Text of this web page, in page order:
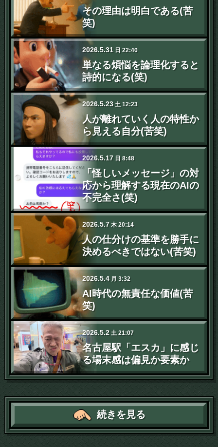
その理由は明白である(苦
笑)
2026.5.31 日22:40
単なる煩悩を論理化すると
詩的になる(笑)
2026.5.23 土 12:23
人が離れていく人の特性か
ら見える自分(苦笑)
2026.5.17 日8:48
「怪しいメッセージ」の対
応から理解する現在のAIの
不完全さ(笑)
2026.5.7 木20:14
人の仕分けの基準を勝手に
決めるべきではない(苦笑)
2026.5.4 月 3:32
AI時代の無責任な価値(苦
笑)
2026.5.2 土 21:07
名古屋駅「エスカ」に感じ
る場末感は偏見か要素か
続きを見る